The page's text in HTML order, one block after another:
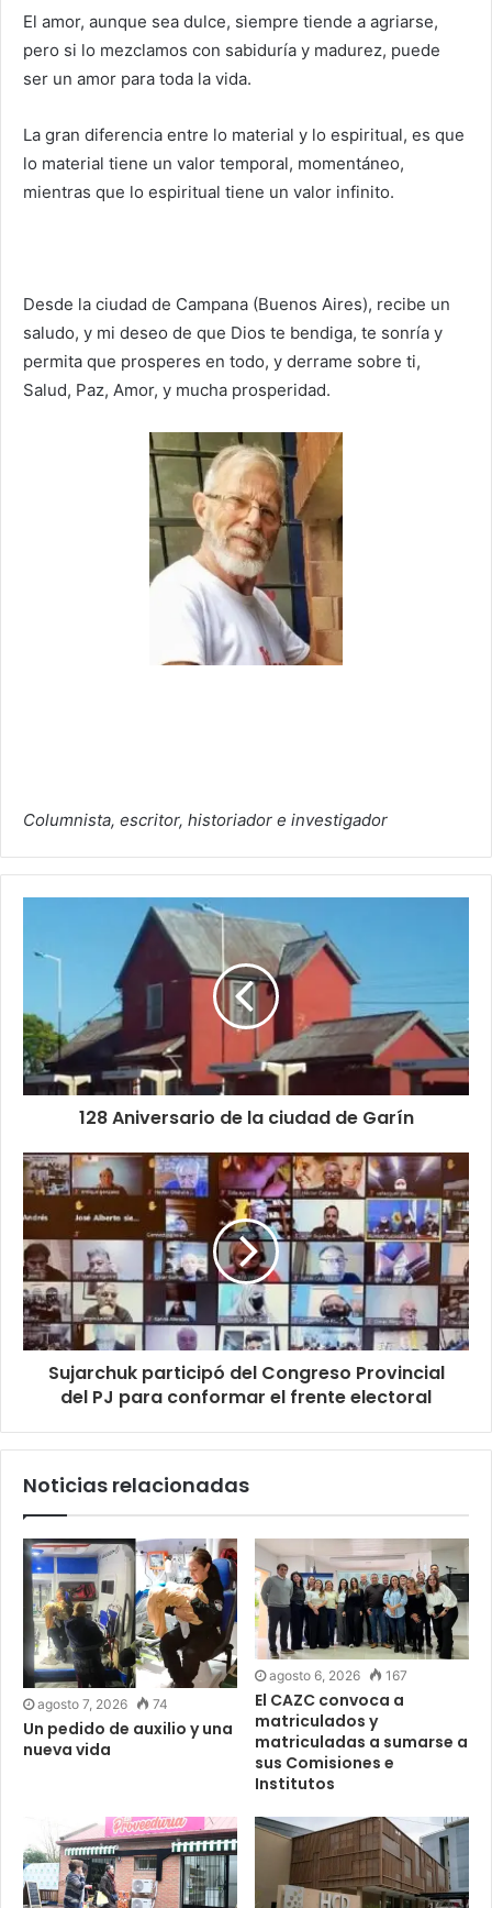
El amor, aunque sea dulce, siempre tiende a agriarse,
pero si lo mezclamos con sabiduría y madurez, puede
ser un amor para toda la vida.
La gran diferencia entre lo material y lo espiritual, es que
lo material tiene un valor temporal, momentáneo,
mientras que lo espiritual tiene un valor infinito.
Desde la ciudad de Campana (Buenos Aires), recibe un
saludo, y mi deseo de que Dios te bendiga, te sonría y
permita que prosperes en todo, y derrame sobre ti,
Salud, Paz, Amor, y mucha prosperidad.
Columnista, escritor, historiador e investigador
128 Aniversario de la ciudad de Garín
Sujarchuk participó del Congreso Provincial
del PJ para conformar el frente electoral
Noticias relacionadas
agosto 7, 2026 74
Un pedido de auxilio y una
nueva vida
agosto 6, 2026 167
El CAZC convoca a
matriculados y
matriculadas a sumarse a
sus Comisiones e
Institutos